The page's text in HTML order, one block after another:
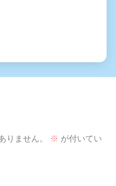
りません。 ※ が付いてい